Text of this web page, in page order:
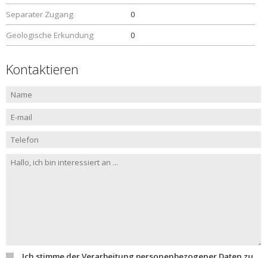
Separater Zugang
0
Geologische Erkundung
0
Kontaktieren